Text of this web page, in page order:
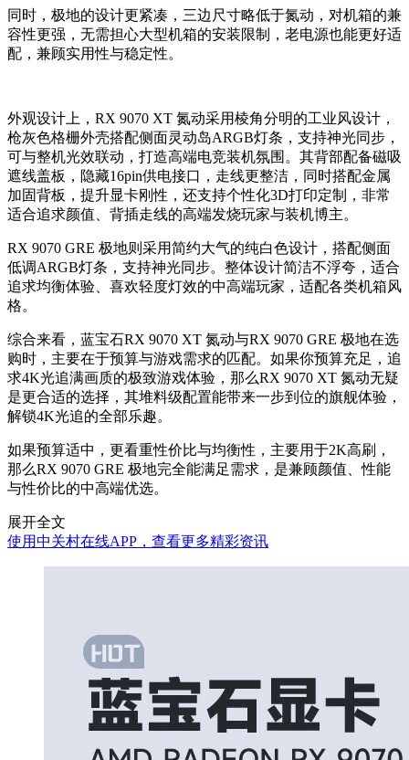
同时，极地的设计更紧凑，三边尺寸略低于氮动，对机箱的兼
容性更强，无需担心大型机箱的安装限制，老电源也能更好适
配，兼顾实用性与稳定性。
外观设计上，RX 9070 XT 氮动采用棱角分明的工业风设计，
枪灰色格栅外壳搭配侧面灵动岛ARGB灯条，支持神光同步，
可与整机光效联动，打造高端电竞装机氛围。其背部配备磁吸
遮线盖板，隐藏16pin供电接口，走线更整洁，同时搭配金属
加固背板，提升显卡刚性，还支持个性化3D打印定制，非常
适合追求颜值、背插走线的高端发烧玩家与装机博主。
RX 9070 GRE 极地则采用简约大气的纯白色设计，搭配侧面
低调ARGB灯条，支持神光同步。整体设计简洁不浮夸，适合
追求均衡体验、喜欢轻度灯效的中高端玩家，适配各类机箱风
格。
综合来看，蓝宝石RX 9070 XT 氮动与RX 9070 GRE 极地在选
购时，主要在于预算与游戏需求的匹配。如果你预算充足，追
求4K光追满画质的极致游戏体验，那么RX 9070 XT 氮动无疑
是更合适的选择，其堆料级配置能带来一步到位的旗舰体验，
解锁4K光追的全部乐趣。
如果预算适中，更看重性价比与均衡性，主要用于2K高刷，
那么RX 9070 GRE 极地完全能满足需求，是兼顾颜值、性能
与性价比的中高端优选。
展开全文
使用中关村在线APP，查看更多精彩资讯